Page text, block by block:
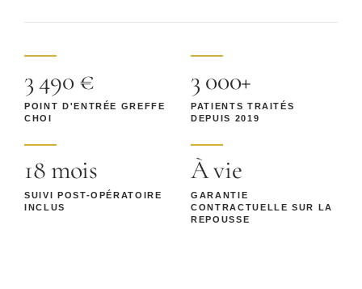
3 490 €
POINT D'ENTRÉE GREFFE
CHOI
3 000+
PATIENTS TRAITÉS
DEPUIS 2019
18 mois
SUIVI POST-OPÉRATOIRE
INCLUS
À vie
GARANTIE
CONTRACTUELLE SUR LA
REPOUSSE